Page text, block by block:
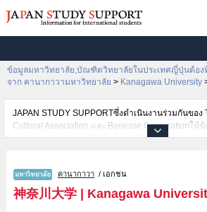
ข้อมูลมหาวิทยาลัย,บัณฑิตวิทยาลัยในประเทศญี่ปุ่นต้อง
จาก คานากาวามหาวิทยาลัย > Kanagawa University
JAPAN STUDY SUPPORTซึ่งดำเนินงานร่วมกันของ
Cultural Association และ Benesse Corporationให้
ระดับมหาวิทยาลัย・บัณฑิตวิทยาลัย・วิทยาลัยระดับ
ต่างชาติเช่นข้อมูลของแต่ละคณะ,ข้อมูลการสอบคัดเลื
ที่รับสมัครหรือจำนวนคนที่ผ่านการสอบคัดเลือกเป็นต้น,
ทางเป็นต้นไว้ด้วยดังนั้นขอเชิญใช้บริการค้นหาข้อมูลต
คานากาวา / เอกชน
神奈川大学| Kanagawa